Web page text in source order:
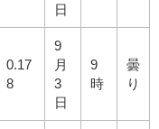
日
0.17
8
9
月
3
日
9
時
曇
り